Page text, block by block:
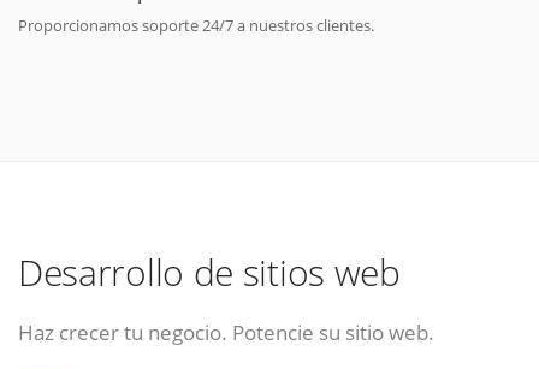
Proporcionamos soporte 24/7 a nuestros clientes.
Desarrollo de sitios web
Haz crecer tu negocio. Potencie su sitio web.